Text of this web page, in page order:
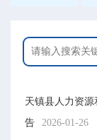
天镇县人力资
告
2026-01-26